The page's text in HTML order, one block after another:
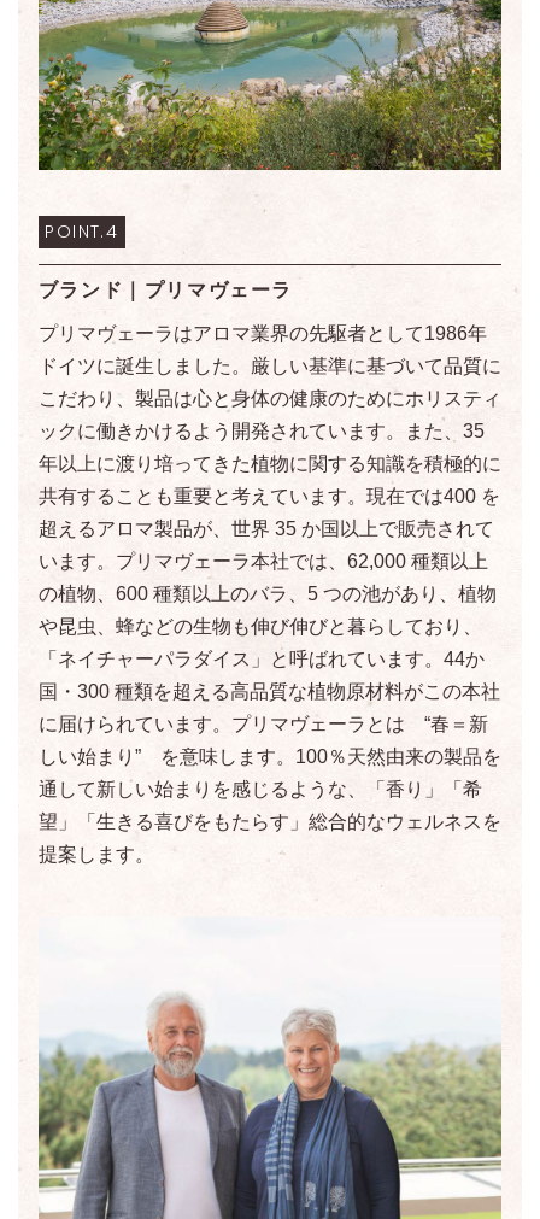
POINT.4
ブランド｜プリマヴェーラ
プリマヴェーラはアロマ業界の先駆者として1986年
ドイツに誕生しました。厳しい基準に基づいて品質に
こだわり、製品は心と身体の健康のためにホリスティ
ックに働きかけるよう開発されています。また、35
年以上に渡り培ってきた植物に関する知識を積極的に
共有することも重要と考えています。現在では400 を
超えるアロマ製品が、世界 35 か国以上で販売されて
います。プリマヴェーラ本社では、62,000 種類以上
の植物、600 種類以上のバラ、5 つの池があり、植物
や昆虫、蜂などの生物も伸び伸びと暮らしており、
「ネイチャーパラダイス」と呼ばれています。44か
国・300 種類を超える高品質な植物原材料がこの本社
に届けられています。プリマヴェーラとは “春＝新
しい始まり” を意味します。100％天然由来の製品を
通して新しい始まりを感じるような、「香り」「希
望」「生きる喜びをもたらす」総合的なウェルネスを
提案します。